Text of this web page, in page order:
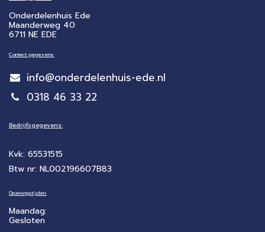
Onderdelenhuis Ede
Maanderweg 40
6711 NE EDE
Contact gegevens:
info@onderdelenhuis-ede.nl
0318 46 33 22
Bedrijfsgegevens:
Kvk: 65531515
Btw nr: NL002196607B83
Openingstijden:
Maandag:
Gesloten